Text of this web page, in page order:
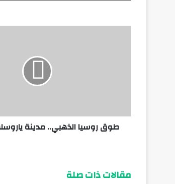
رئيس الوزراء يبحث
ديسمبر 27, 2024
طوق روسيا الذهبي.. مدينة
مقالات ذات صلة